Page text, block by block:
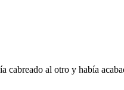
al otro y había